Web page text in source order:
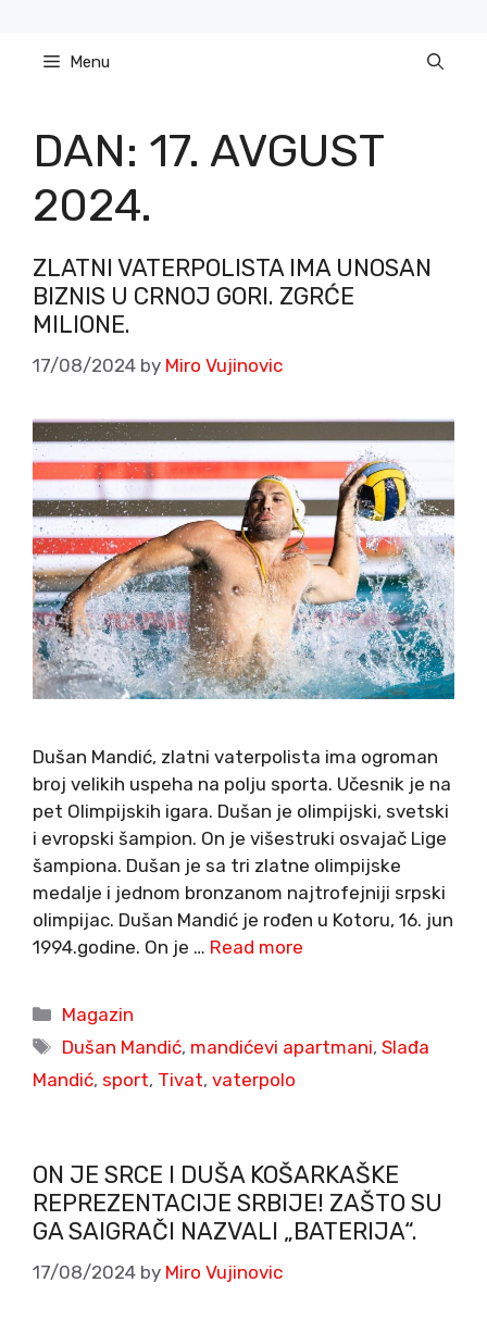
content Menu
DAN: 17. AVGUST
2024.
ZLATNI VATERPOLISTA IMA UNOSAN
BIZNIS U CRNOJ GORI. ZGRĆE
MILIONE.
17/08/2024 by Miro Vujinovic
Dušan Mandić, zlatni vaterpolista ima ogroman
broj velikih uspeha na polju sporta. Učesnik je na
pet Olimpijskih igara. Dušan je olimpijski, svetski
i evropski šampion. On je višestruki osvajač Lige
šampiona. Dušan je sa tri zlatne olimpijske
medalje i jednom bronzanom najtrofejniji srpski
olimpijac. Dušan Mandić je rođen u Kotoru, 16. jun
1994.godine. On je … Read more
Categories
Magazin
Tags
Dušan Mandić, mandićevi apartmani,Slađa
Mandić, sport, Tivat, vaterpolo
ON JE SRCE I DUŠA KOŠARKAŠKE
REPREZENTACIJE SRBIJE! ZAŠTO SU
GA SAIGRAČI NAZVALI „BATERIJA“.
17/08/2024 by Miro Vujinovic